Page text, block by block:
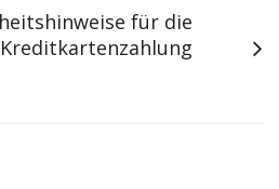
für die
Kreditkartenzahlung